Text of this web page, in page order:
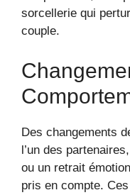
sorcellerie qui
couple.
Des changements
l’un des
ou un retrait
pris en compte.